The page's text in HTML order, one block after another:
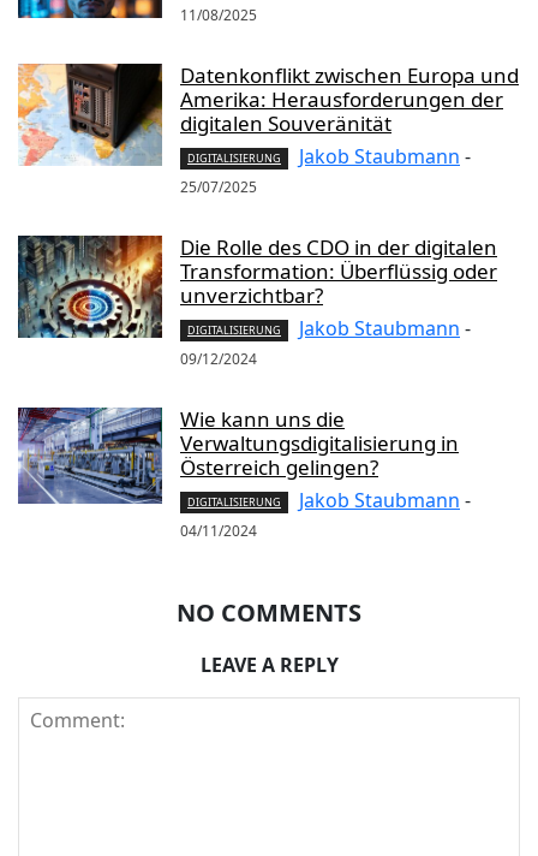
11/08/2025
Datenkonflikt zwischen Europa und
Amerika: Herausforderungen der
digitalen Souveränität
DIGITALISIERUNG Jakob Staubmann -
25/07/2025
Die Rolle des CDO in der digitalen
Transformation: Überflüssig oder
unverzichtbar?
DIGITALISIERUNG Jakob Staubmann -
09/12/2024
Wie kann uns die
Verwaltungsdigitalisierung in
Österreich gelingen?
DIGITALISIERUNG Jakob Staubmann -
04/11/2024
NO COMMENTS
LEAVE A REPLY